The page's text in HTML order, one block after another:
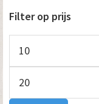
Filter op prijs
prijs
prijs